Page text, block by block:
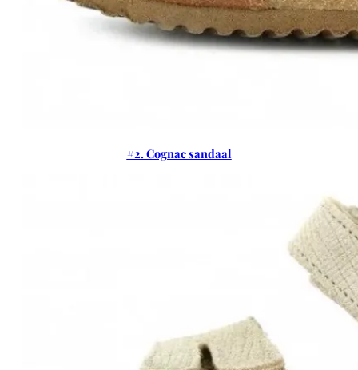
#2. Cognac sandaal